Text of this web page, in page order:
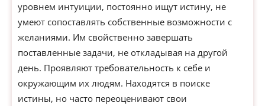
уровнем интуиции, постоянно ищут истину, не
умеют сопоставлять собственные возможности с
желаниями. Им свойственно завершать
поставленные задачи, не откладывая на другой
день. Проявляют требовательность к себе и
окружающим их людям. Находятся в поиске
истины, но часто переоценивают свои